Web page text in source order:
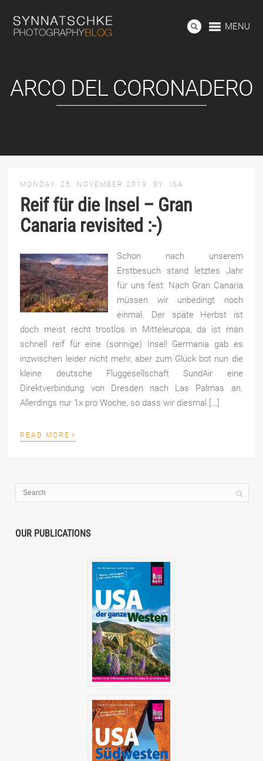
MENU
ARCO DEL CORONADERO
MONDAY, 25. NOVEMBER 2019 BY ISA
Reif für die Insel – Gran
Canaria revisited :-)
Schon nach unserem
Erstbesuch stand letztes Jahr
für uns fest: Nach Gran Canaria
müssen wir unbedingt noch
einmal. Der späte Herbst ist
doch meist recht trostlos in Mitteleuropa, da ist man
schnell reif für eine (sonnige) Insel! Germania gab es
inzwischen leider nicht mehr, aber zum Glück bot nun die
kleine deutsche Fluggesellschaft SundAir eine
Direktverbindung von Dresden nach Las Palmas an.
Allerdings nur 1x pro Woche, so dass wir diesmal […]
READ MORE ›
OUR PUBLICATIONS